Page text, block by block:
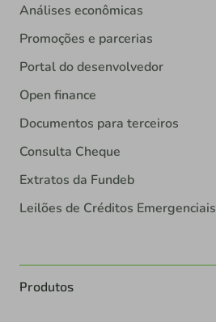
Análises econômicas
Promoções e parcerias
Portal do desenvolvedor
Open finance
Documentos para terceiros
Consulta Cheque
Extratos da Fundeb
Leilões de Créditos Emergenciais
Produtos